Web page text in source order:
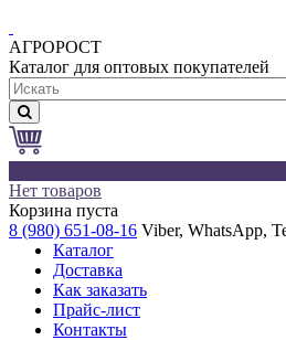
АГРОРОСТ
Каталог для оптовых покупателей
Нет товаров
Корзина пуста
8 (980) 651-08-16 Viber, WhatsApp,
Каталог
Доставка
Как заказать
Прайс-лист
Контакты